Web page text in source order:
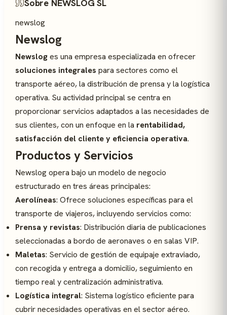
Sobre NEWSLOG SL
newslog
Newslog
Newsloges una empresa especializada en ofrecer
soluciones integrales para sectores como el
transporte aéreo, la distribución de prensa y la logística
operativa. Su actividad principal se centra en
proporcionar servicios adaptados a las necesidades de
sus clientes, con un enfoque en la rentabilidad,
satisfacción del cliente y eficiencia operativa.
Productos y Servicios
Newslog opera bajo un modelo de negocio
estructurado en tres áreas principales:
Aerolíneas: Ofrece soluciones específicas para el
transporte de viajeros, incluyendo servicios como:
Prensa y revistas: Distribución diaria de publicaciones
seleccionadas a bordo de aeronaves o en salas VIP.
Maletas: Servicio de gestión de equipaje extraviado,
con recogida y entrega a domicilio, seguimiento en
tiempo real y centralización administrativa.
Logística integral: Sistema logístico eficiente para
cubrir necesidades operativas en el sector aéreo.